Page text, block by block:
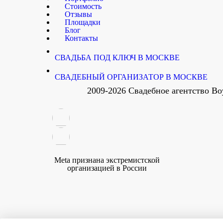
Стоимость
Отзывы
Площадки
Блог
Контакты
СВАДЬБА ПОД КЛЮЧ В МОСКВЕ
СВАДЕБНЫЙ ОРГАНИЗАТОР В МОСКВЕ
2009-2026 Свадебное агентство
Meta признана экстремистской
организацией в России